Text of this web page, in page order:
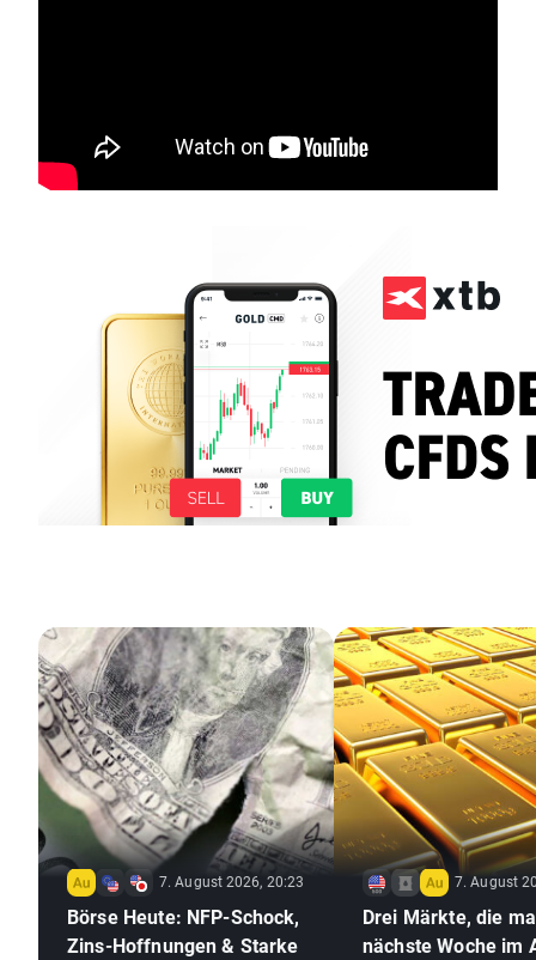
7. August 2026, 20:23
Börse Heute: NFP-Schock,
Zins-Hoffnungen & Starke
7. August
Drei Märkte, die
nächste Woche im